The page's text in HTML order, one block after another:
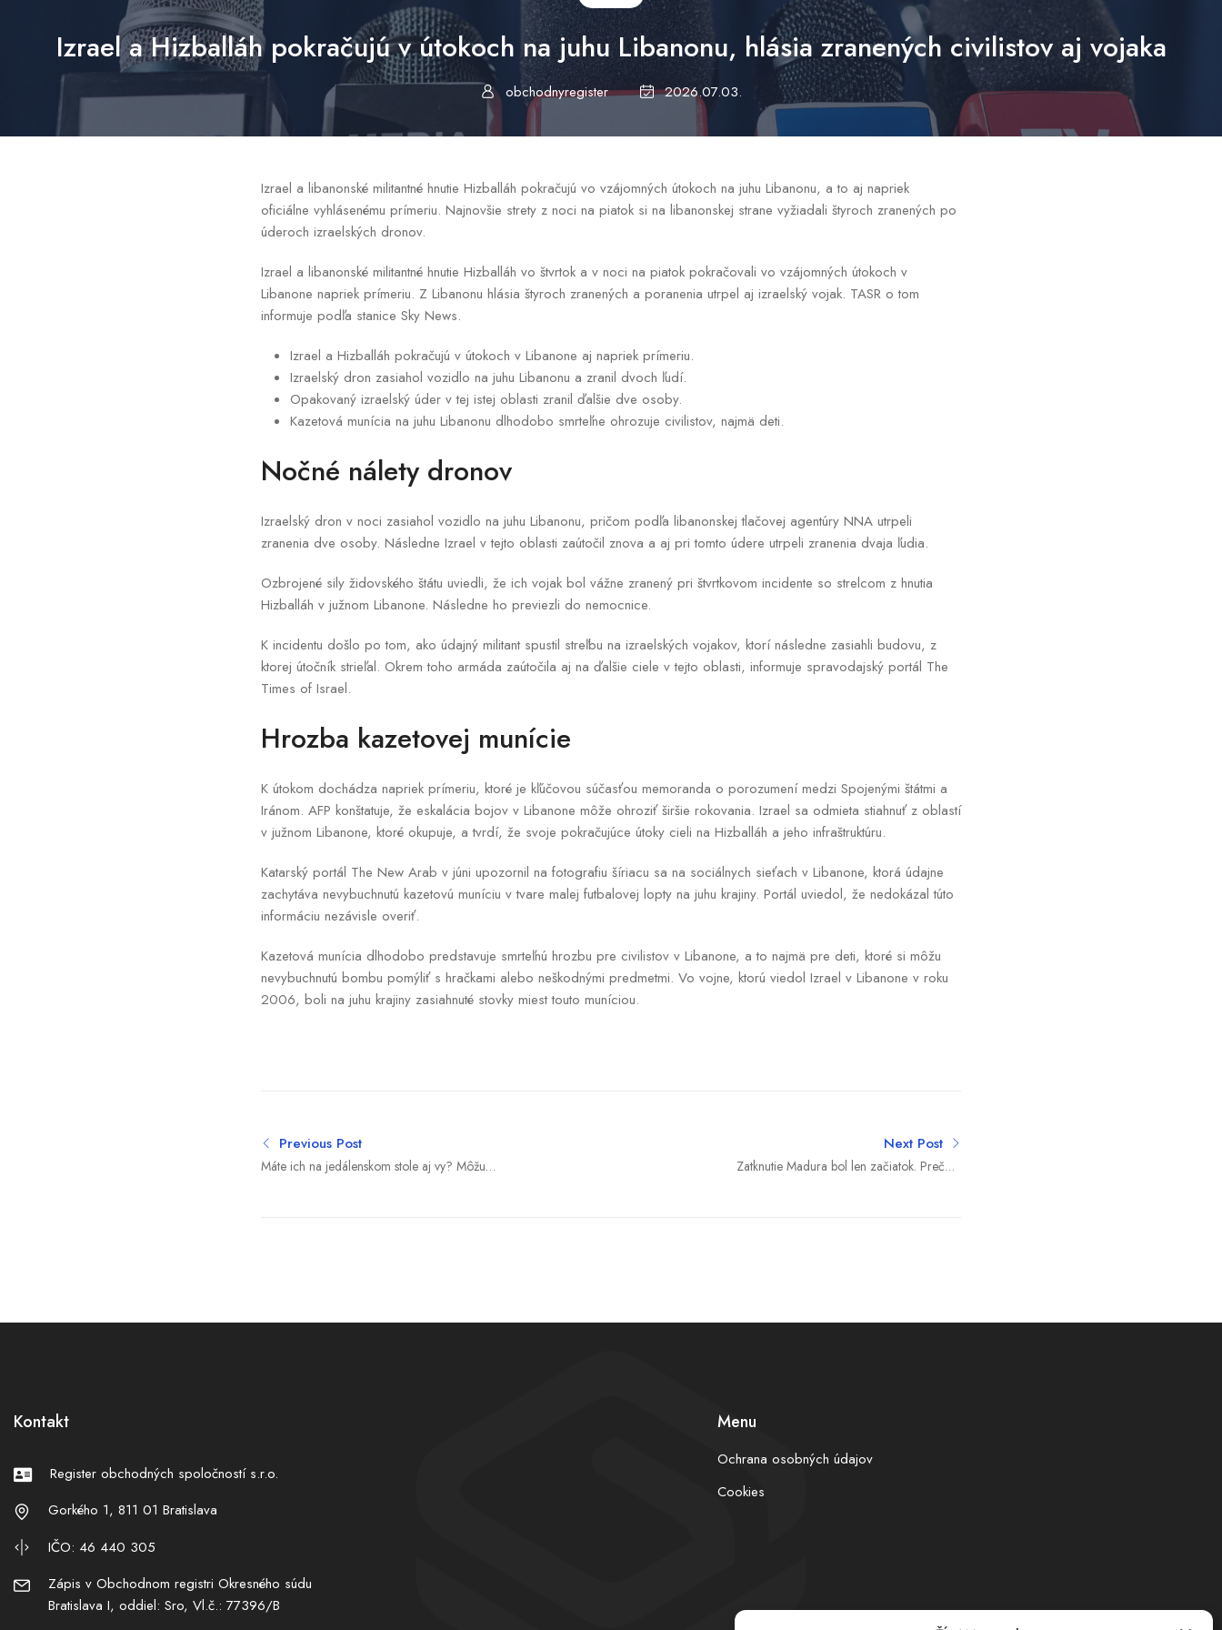
Izrael a Hizballáh pokračujú v útokoch na juhu Libanonu, hlásia zranených civilistov aj vojaka
obchodnyregister 2026.07.03.
Izrael a libanonské militantné hnutie Hizballáh pokračujú vo vzájomných útokoch na juhu Libanonu, a to aj napriek
oficiálne vyhlásenému prímeriu. Najnovšie strety z noci na piatok si na libanonskej strane vyžiadali štyroch zranených po
úderoch izraelských dronov.
Izrael a libanonské militantné hnutie Hizballáh vo štvrtok a v noci na piatok pokračovali vo vzájomných útokoch v
Libanone napriek prímeriu. Z Libanonu hlásia štyroch zranených a poranenia utrpel aj izraelský vojak. TASR o tom
informuje podľa stanice Sky News.
Izrael a Hizballáh pokračujú v útokoch v Libanone aj napriek prímeriu.
Izraelský dron zasiahol vozidlo na juhu Libanonu a zranil dvoch ľudí.
Opakovaný izraelský úder v tej istej oblasti zranil ďalšie dve osoby.
Kazetová munícia na juhu Libanonu dlhodobo smrteľne ohrozuje civilistov, najmä deti.
Nočné nálety dronov
Izraelský dron v noci zasiahol vozidlo na juhu Libanonu, pričom podľa libanonskej tlačovej agentúry NNA utrpeli
zranenia dve osoby. Následne Izrael v tejto oblasti zaútočil znova a aj pri tomto údere utrpeli zranenia dvaja ľudia.
Ozbrojené sily židovského štátu uviedli, že ich vojak bol vážne zranený pri štvrtkovom incidente so strelcom z hnutia
Hizballáh v južnom Libanone. Následne ho previezli do nemocnice.
K incidentu došlo po tom, ako údajný militant spustil streľbu na izraelských vojakov, ktorí následne zasiahli budovu, z
ktorej útočník strieľal. Okrem toho armáda zaútočila aj na ďalšie ciele v tejto oblasti, informuje spravodajský portál The
Times of Israel.
Hrozba kazetovej munície
K útokom dochádza napriek prímeriu, ktoré je kľúčovou súčasťou memoranda o porozumení medzi Spojenými štátmi a
Iránom. AFP konštatuje, že eskalácia bojov v Libanone môže ohroziť širšie rokovania. Izrael sa odmieta stiahnuť z oblastí
v južnom Libanone, ktoré okupuje, a tvrdí, že svoje pokračujúce útoky cieli na Hizballáh a jeho infraštruktúru.
Katarský portál The New Arab v júni upozornil na fotografiu šíriacu sa na sociálnych sieťach v Libanone, ktorá údajne
zachytáva nevybuchnutú kazetovú muníciu v tvare malej futbalovej lopty na juhu krajiny. Portál uviedol, že nedokázal túto
informáciu nezávisle overiť.
Kazetová munícia dlhodobo predstavuje smrteľnú hrozbu pre civilistov v Libanone, a to najmä pre deti, ktoré si môžu
nevybuchnutú bombu pomýliť s hračkami alebo neškodnými predmetmi. Vo vojne, ktorú viedol Izrael v Libanone v roku
2006, boli na juhu krajiny zasiahnuté stovky miest touto muníciou.
Previous Post
Máte ich na jedálenskom stole aj vy? Môžu
Next Post
Zatknutie Madura bol len začiatok. Prečo v
Kontakt
Register obchodných spoločností s.r.o.
Gorkého 1, 811 01 Bratislava
IČO: 46 440 305
Zápis v Obchodnom registri Okresného súdu
Bratislava I, oddiel: Sro, Vl.č.: 77396/B
Menu
Ochrana osobných údajov
Cookies